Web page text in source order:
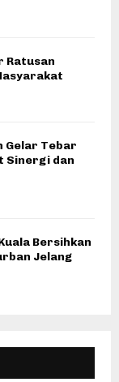
Ratusan
Gelar Tebar
Sinergi dan
Bersihkan
Jelang